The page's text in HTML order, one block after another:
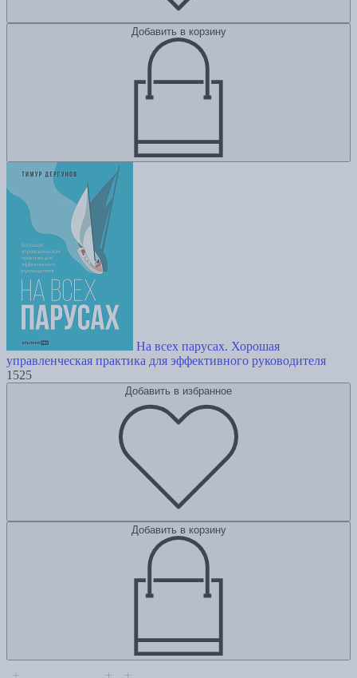
Добавить в корзину
На всех парусах. Хорошая
управленческая практика для эффективного руководителя
1525
Добавить в избранное
Добавить в корзину